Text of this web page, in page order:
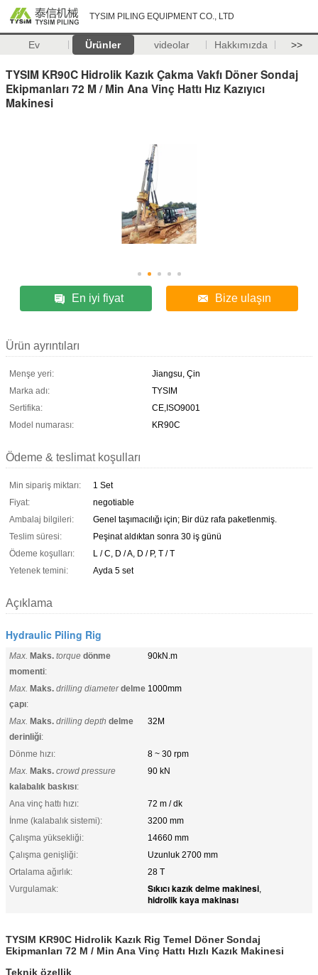
TYSIM PILING EQUIPMENT CO., LTD
Ev Ürünler videolar Hakkımızda >>
TYSIM KR90C Hidrolik Kazık Çakma Vakfı Döner Sondaj
Ekipmanları 72 M / Min Ana Vinç Hattı Hız Kazıyıcı
Makinesi
En iyi fiyat Bize ulaşın
Ürün ayrıntıları
Menşe yeri:
Jiangsu, Çin
Marka adı:
TYSIM
Sertifika:
CE,ISO9001
Model numarası:
KR90C
Ödeme & teslimat koşulları
Min sipariş miktarı:
1 Set
Fiyat:
negotiable
Ambalaj bilgileri:
Genel taşımacılığı için; Bir düz rafa paketlenmiş.
Teslim süresi:
Peşinat aldıktan sonra 30 iş günü
Ödeme koşulları:
L / C, D / A, D / P, T / T
Yetenek temini:
Ayda 5 set
Açıklama
Hydraulic Piling Rig
Max. Maks. torque dönme
momenti:
90kN.m
Max. Maks. drilling diameter delme
çapı:
1000mm
Max. Maks. drilling depth delme
derinliği:
32M
Dönme hızı:
8 ~ 30 rpm
Max. Maks. crowd pressure
kalabalık baskısı:
90 kN
Ana vinç hattı hızı:
72 m / dk
İnme (kalabalık sistemi):
3200 mm
Çalışma yüksekliği:
14660 mm
Çalışma genişliği:
Uzunluk 2700 mm
Ortalama ağırlık:
28 T
Vurgulamak:
Sıkıcı kazık delme makinesi,
hidrolik kaya makinası
TYSIM KR90C Hidrolik Kazık Rig Temel Döner Sondaj
Ekipmanları 72 M / Min Ana Vinç Hattı Hızlı Kazık Makinesi
Teknik özellik